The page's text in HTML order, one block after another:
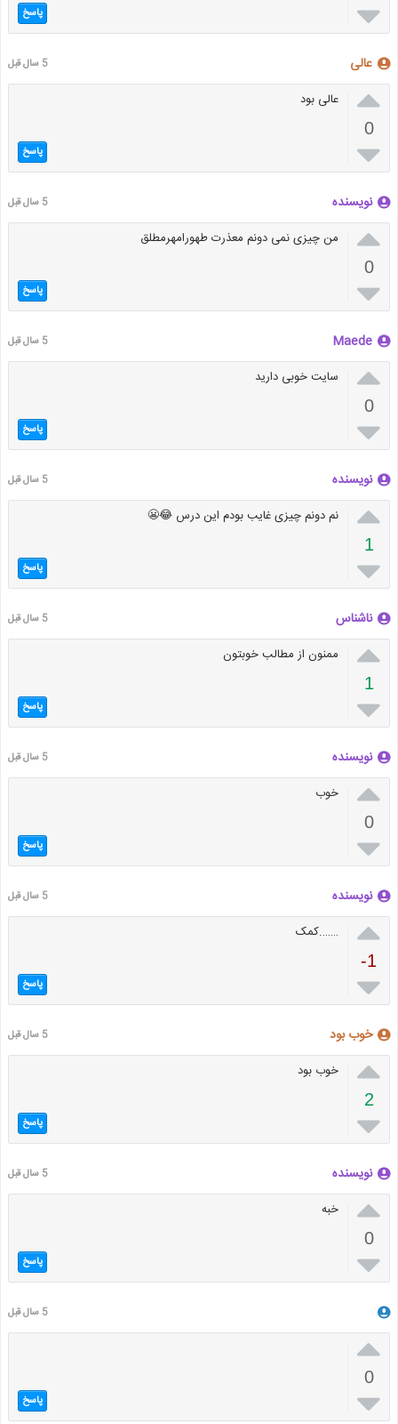
 پاسخ
عالی 5 سال قبل

0

عالی بود
پاسخ
نویسنده 5 سال قبل

0

من چیزی نمی دونم معذرت طهورامهرمطلق
پاسخ
Maede 5 سال قبل

0

سایت خوبی دارید
پاسخ
نویسنده 5 سال قبل

1

نم دونم چیزی غایب بودم این درس 😂😬
پاسخ
ناشناس 5 سال قبل

1

ممنون از مطالب خوبتون
پاسخ
نویسنده 5 سال قبل

0

خوب
پاسخ
نویسنده 5 سال قبل

-1

…….کمک
پاسخ
خوب بود 5 سال قبل

2

خوب بود
پاسخ
نویسنده 5 سال قبل

0

خبه
پاسخ
5 سال قبل

0
 پاسخ